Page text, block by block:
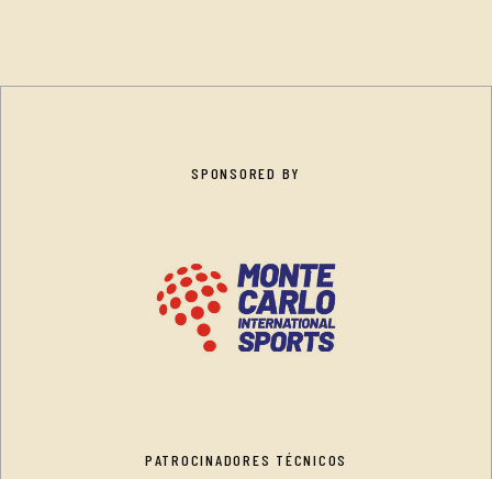
SPONSORED BY
PATROCINADORES TÉCNICOS